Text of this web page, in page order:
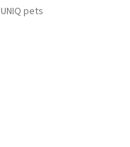
UNIQ pets